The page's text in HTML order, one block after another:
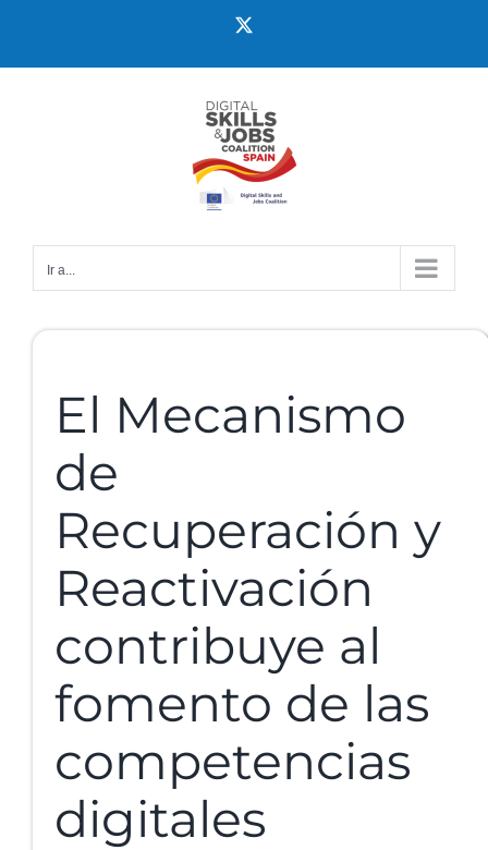
Ir a...
El Mecanismo
de
Recuperación y
Reactivación
contribuye al
fomento de las
competencias
digitales